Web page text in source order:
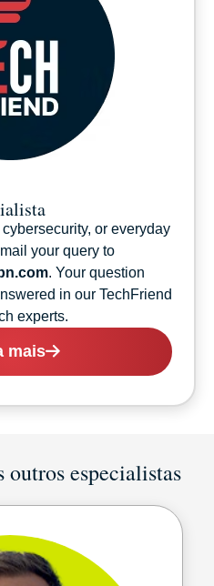
or everyday
your query to
. Your question
in our TechFriend
experts.
mais
outros especialistas